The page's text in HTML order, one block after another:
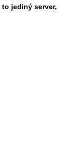
jediný server,